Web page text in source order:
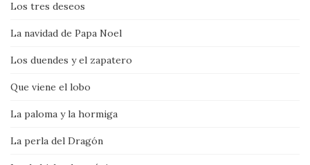
Los tres deseos
La navidad de Papa Noel
Los duendes y el zapatero
Que viene el lobo
La paloma y la hormiga
La perla del Dragón